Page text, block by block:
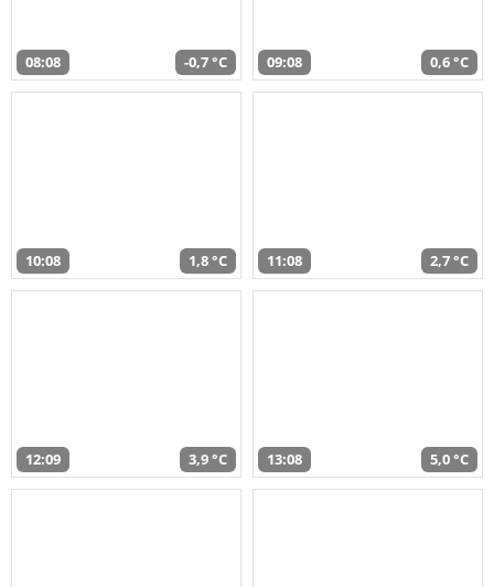
08:08 -0,7 °C 09:08 0,6 °C
10:08 1,8 °C 11:08 2,7 °C
12:09 3,9 °C 13:08 5,0 °C